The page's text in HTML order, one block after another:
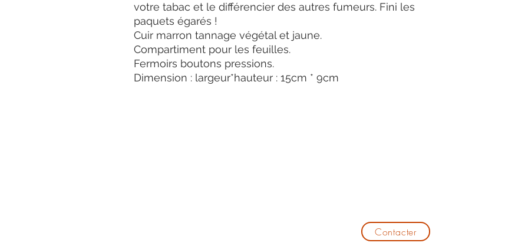
votre tabac et le différencier des autres fumeurs. Fini les
paquets égarés !
Cuir marron tannage végétal et jaune.
Compartiment pour les feuilles.
Fermoirs boutons pressions.
Dimension : largeur*hauteur : 15cm * 9cm
Contacter